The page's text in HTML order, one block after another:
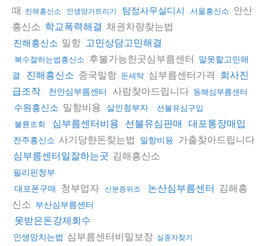
때
진해흥신소 인생망가트리기 탐정사무실디시 서울흥신소 안산
흥신소 학교폭력해결 채권차량찾는법
진해흥신소 밀항 고민상담고민해결
복수잘하는법흥신소 후불가능한곳심부름센터
말못할고민해
결
진해흥신소 중국밀항 돈세탁 심부름센터가격
회사진
급조작
천안심부름센터 사람찾아드립니다 동해심부름센터
수원흥신소 밀항비용 살인청부자
선불유심구입
불륜조회
심부름센터비용 선불유심판매 대포통장매입
전주흥신소 사기당한돈찾는법 밀항비용 가출찾아드립니다
심부름센터일잘하는곳 김해흥신소
필리핀청부
대포폰구매
청부업자 신분증위조 논산심부름센터
김해흥
신소 부산심부름센터
못받은돈강제회수
인생망치는법 심부름센터비밀보장 실종자찾기